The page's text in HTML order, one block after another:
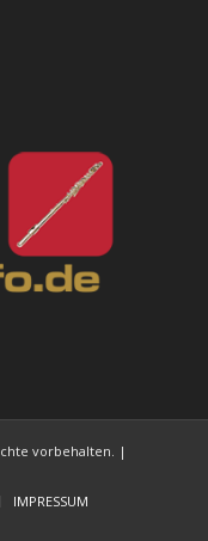
vorbehalten. |
IMPRESSUM